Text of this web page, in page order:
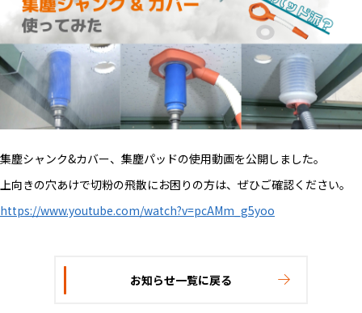
集塵シャンク&カバー、集塵パッドの使用動画を公開しました。
上向きの穴あけで切粉の飛散にお困りの方は、ぜひご確認ください。
https://www.youtube.com/watch?v=pcAMm_g5yoo
お知らせ一覧に戻る